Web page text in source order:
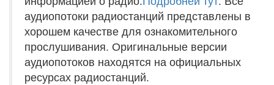
аудиопотоки радиостанций представлены в
хорошем качестве для ознакомительного
прослушивания. Оригинальные версии
аудиопотоков находятся на официальных
ресурсах радиостанций.